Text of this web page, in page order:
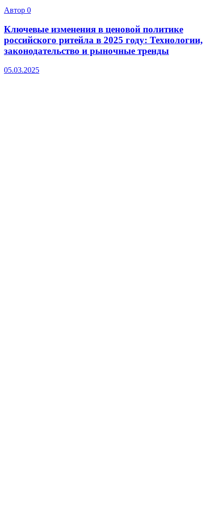
Автор 0
Ключевые изменения в ценовой политике
российского ритейла в 2025 году: Технологии,
законодательство и рыночные тренды
05.03.2025